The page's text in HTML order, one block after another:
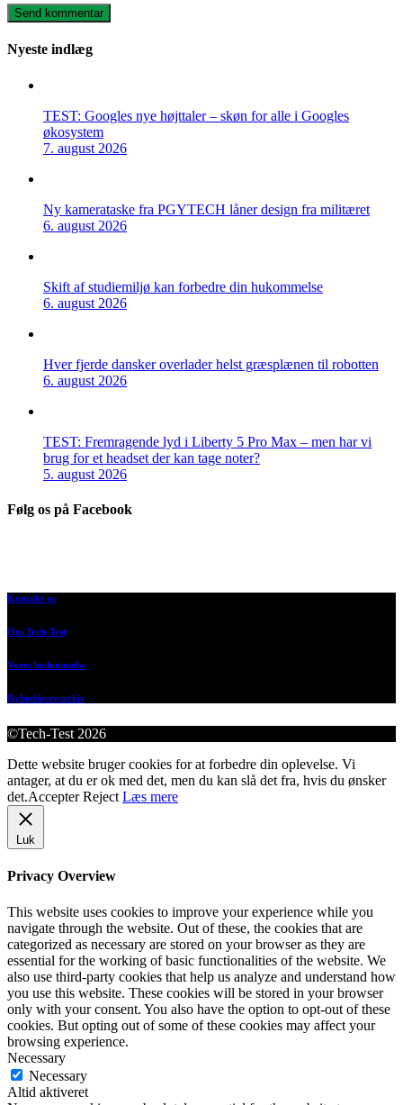
Nyeste indlæg
TEST: Googles nye højttaler – skøn for alle i Googles
økosystem
7. august 2026
Ny kamerataske fra PGYTECH låner design fra militæret
6. august 2026
Skift af studiemiljø kan forbedre din hukommelse
6. august 2026
Hver fjerde dansker overlader helst græsplænen til robotten
6. august 2026
TEST: Fremragende lyd i Liberty 5 Pro Max – men har vi
brug for et headset der kan tage noter?
5. august 2026
Følg os på Facebook
Kontakt os
Om Tech-Test
Vores bedømmelse
Nyhedsbrevsarkiv
©Tech-Test 2026
Dette website bruger cookies for at forbedre din oplevelse. Vi
antager, at du er ok med det, men du kan slå det fra, hvis du ønsker
det.Accepter Reject Læs mere
Luk
Privacy Overview
This website uses cookies to improve your experience while you
navigate through the website. Out of these, the cookies that are
categorized as necessary are stored on your browser as they are
essential for the working of basic functionalities of the website. We
also use third-party cookies that help us analyze and understand how
you use this website. These cookies will be stored in your browser
only with your consent. You also have the option to opt-out of these
cookies. But opting out of some of these cookies may affect your
browsing experience.
Necessary
Necessary
Altid aktiveret